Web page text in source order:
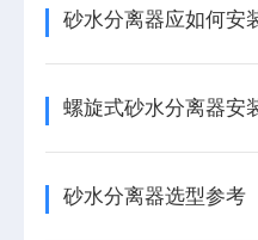
砂水分离器应如何安
螺旋式砂水分离器安
砂水分离器选型参考